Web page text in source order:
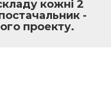
кожні 2
-
проекту.